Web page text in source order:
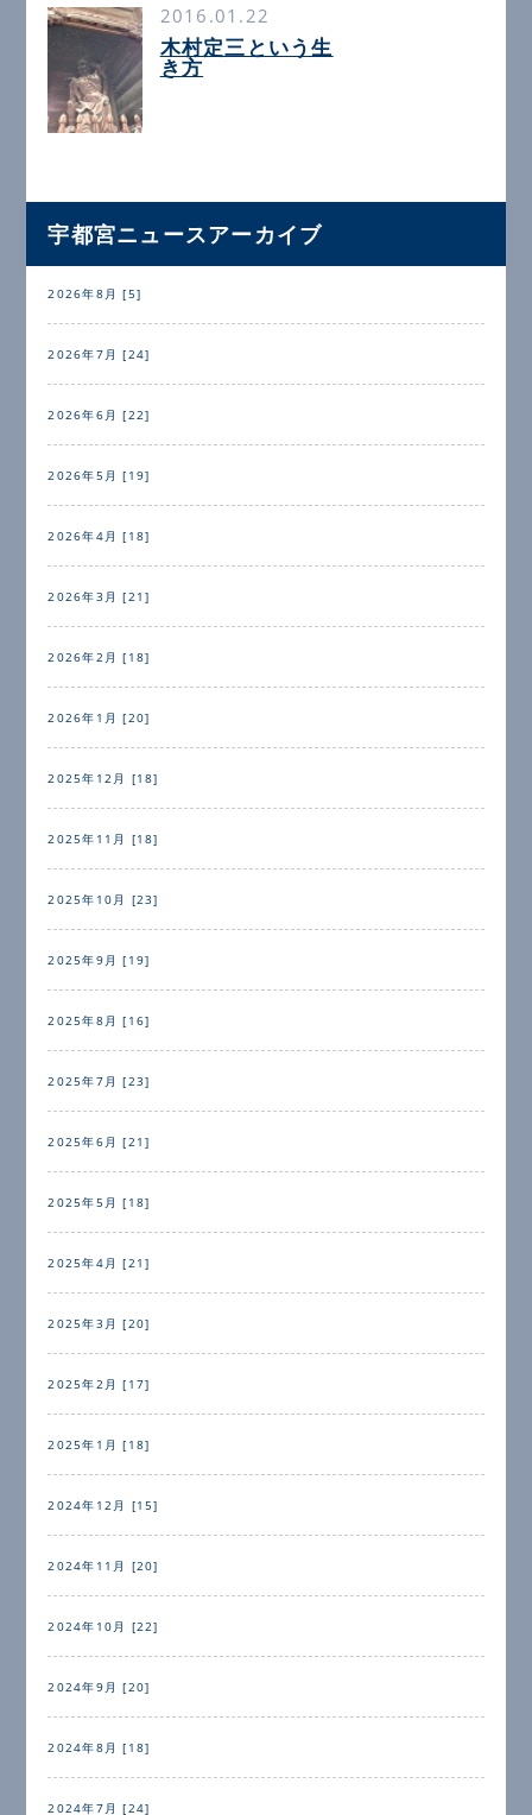
2016.01.22
木村定三という生
き方
宇都宮ニュースアーカイブ
2026年8月 [5]
2026年7月 [24]
2026年6月 [22]
2026年5月 [19]
2026年4月 [18]
2026年3月 [21]
2026年2月 [18]
2026年1月 [20]
2025年12月 [18]
2025年11月 [18]
2025年10月 [23]
2025年9月 [19]
2025年8月 [16]
2025年7月 [23]
2025年6月 [21]
2025年5月 [18]
2025年4月 [21]
2025年3月 [20]
2025年2月 [17]
2025年1月 [18]
2024年12月 [15]
2024年11月 [20]
2024年10月 [22]
2024年9月 [20]
2024年8月 [18]
2024年7月 [24]